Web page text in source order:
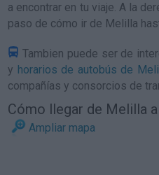
a encontrar en tu viaje. A la
paso de cómo ir de Melilla
Tambien puede ser de
y horarios de autobús de
compañías y consorcios de
Cómo llegar de Melilla
Ampliar mapa